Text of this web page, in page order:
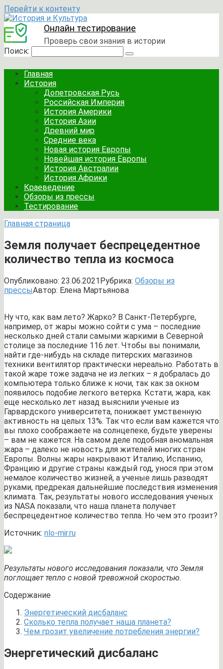
Перейти к контенту
Онлайн тестирование
Проверь свои знания в истории
Поиск:
Главная
История
Допетровская Русь
Российская Империя
История Америки
История Азии
Древний мир
Средние века
Новая история Европы
Новейшая история Европы
История Австралии
История Африки
Краеведение
Обзоры из прессы
Тестирование
Главная страница
Земля получает беспрецедентное
количество тепла из космоса
Опубликовано: 23.06.2021Рубрика: Обзоры из
прессыАвтор: Елена Мартьянова
Ну что, как вам лето? Жарко? В Санкт-Петербурге,
например, от жары можно сойти с ума – последние
несколько дней стали самыми жаркими в Северной
столице за последние 116 лет. Чтобы вы понимали,
найти где-нибудь на складе питерских магазинов
техники вентилятор практически нереально. Работать в
такой жаре тоже задача не из легких – я добралась до
компьютера только ближе к ночи, так как за окном
появилось подобие легкого ветерка. Кстати, жара, как
еще несколько лет назад выяснили ученые из
Гарвардского университета, понижает умственную
активность на целых 13%. Так что если вам кажется что
вы плохо соображаете на солнцепеке, будьте уверены
– вам не кажется. На самом деле подобная аномальная
жара – далеко не новость для жителей многих стран
Европы. Волны жары накрывают Италию, Испанию,
Францию и другие страны каждый год, унося при этом
немалое количество жизней, а ученые лишь разводят
руками, предрекая дальнейшие последствия изменения
климата. Так, результаты нового исследования ученых
из NASA показали, что наша планета получает
беспрецедентное количество тепла. Но чем это грозит?
Источник: nlo-mir.ru
Результаты нового исследования показали, что Земля
поглощает тепло с новой тревожной скоростью.
Содержание
Энергетический дисбаланс
Сколько тепла получает наша планета?
Чем грозит увеличение потребления энергии?
Энергетический дисбаланс